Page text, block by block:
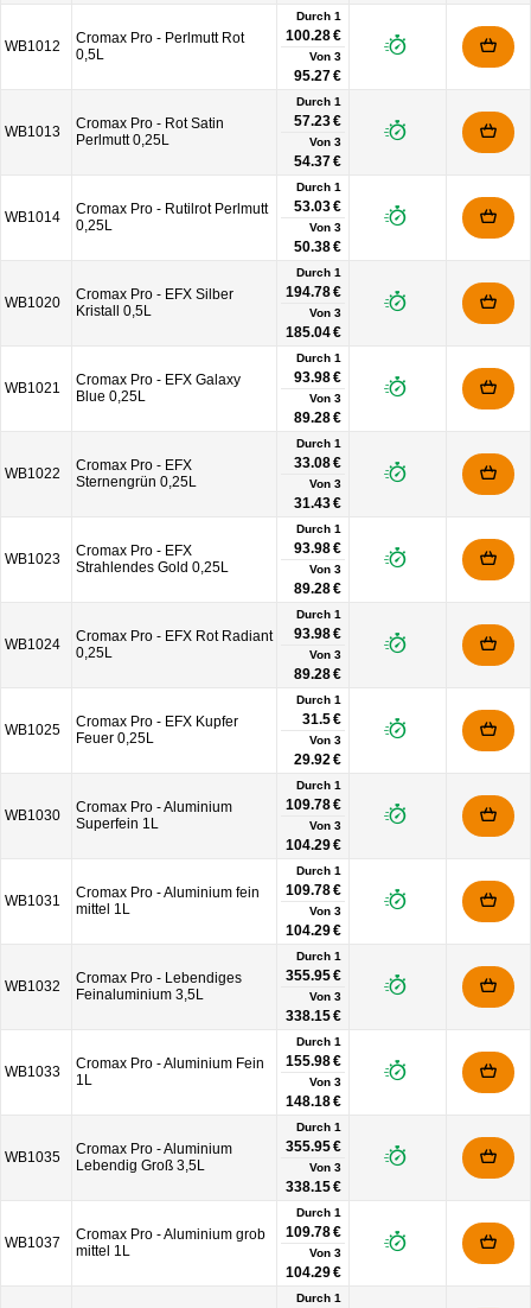
WB1012
Cromax Pro - Perlmutt Rot
0,5L
Durch 1
100.28 €
Von 3
95.27 €
WB1013
Cromax Pro - Rot Satin
Perlmutt 0,25L
Durch 1
57.23 €
Von 3
54.37 €
WB1014
Cromax Pro - Rutilrot Perlmutt
0,25L
Durch 1
53.03 €
Von 3
50.38 €
WB1020
Cromax Pro - EFX Silber
Kristall 0,5L
Durch 1
194.78 €
Von 3
185.04 €
WB1021
Cromax Pro - EFX Galaxy
Blue 0,25L
Durch 1
93.98 €
Von 3
89.28 €
WB1022
Cromax Pro - EFX
Sternengrün 0,25L
Durch 1
33.08 €
Von 3
31.43 €
WB1023
Cromax Pro - EFX
Strahlendes Gold 0,25L
Durch 1
93.98 €
Von 3
89.28 €
WB1024
Cromax Pro - EFX Rot Radiant
0,25L
Durch 1
93.98 €
Von 3
89.28 €
WB1025
Cromax Pro - EFX Kupfer
Feuer 0,25L
Durch 1
31.5 €
Von 3
29.92 €
WB1030
Cromax Pro - Aluminium
Superfein 1L
Durch 1
109.78 €
Von 3
104.29 €
WB1031
Cromax Pro - Aluminium fein
mittel 1L
Durch 1
109.78 €
Von 3
104.29 €
WB1032
Cromax Pro - Lebendiges
Feinaluminium 3,5L
Durch 1
355.95 €
Von 3
338.15 €
WB1033
Cromax Pro - Aluminium Fein
1L
Durch 1
155.98 €
Von 3
148.18 €
WB1035
Cromax Pro - Aluminium
Lebendig Groß 3,5L
Durch 1
355.95 €
Von 3
338.15 €
WB1037
Cromax Pro - Aluminium grob
mittel 1L
Durch 1
109.78 €
Von 3
104.29 €
Durch 1